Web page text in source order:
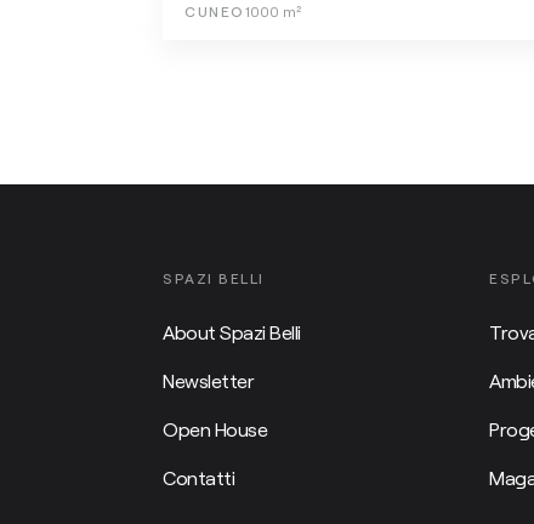
CUNEO 1000 m²
SPAZI BELLI
About Spazi Belli
Newsletter
Open House
Contatti